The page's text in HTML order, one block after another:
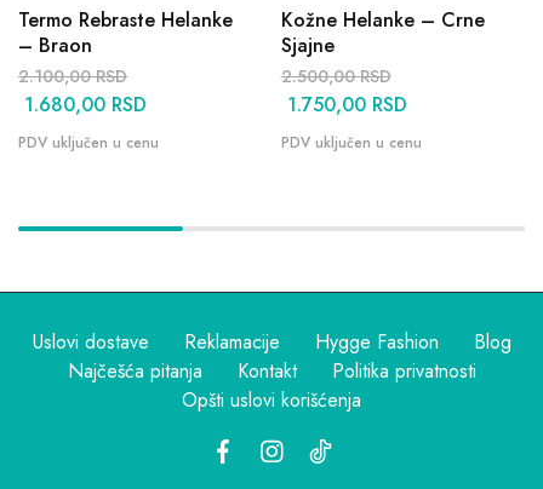
Termo Rebraste Helanke
– Braon
2.100,00RSD
1.680,00 RSD
Kožne Helanke – Crne
Sjajne
2.500,00RSD
1.750,00 RSD
Uslovi dostave Reklamacije Hygge Fashion
Blog
Najčešća pitanja
Kontakt
Politika privatnosti
Opšti uslovi korišćenja